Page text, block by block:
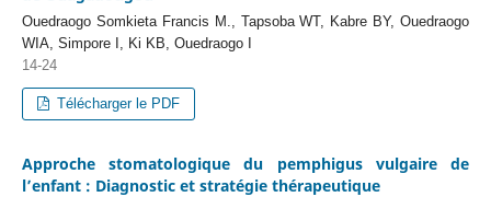
Ouedraogo Somkieta Francis M., Tapsoba WT, Kabre BY, Ouedraogo
WIA, Simpore I, Ki KB, Ouedraogo I
14-24
Télécharger le PDF
Approche stomatologique du pemphigus vulgaire de
l’enfant : Diagnostic et stratégie thérapeutique